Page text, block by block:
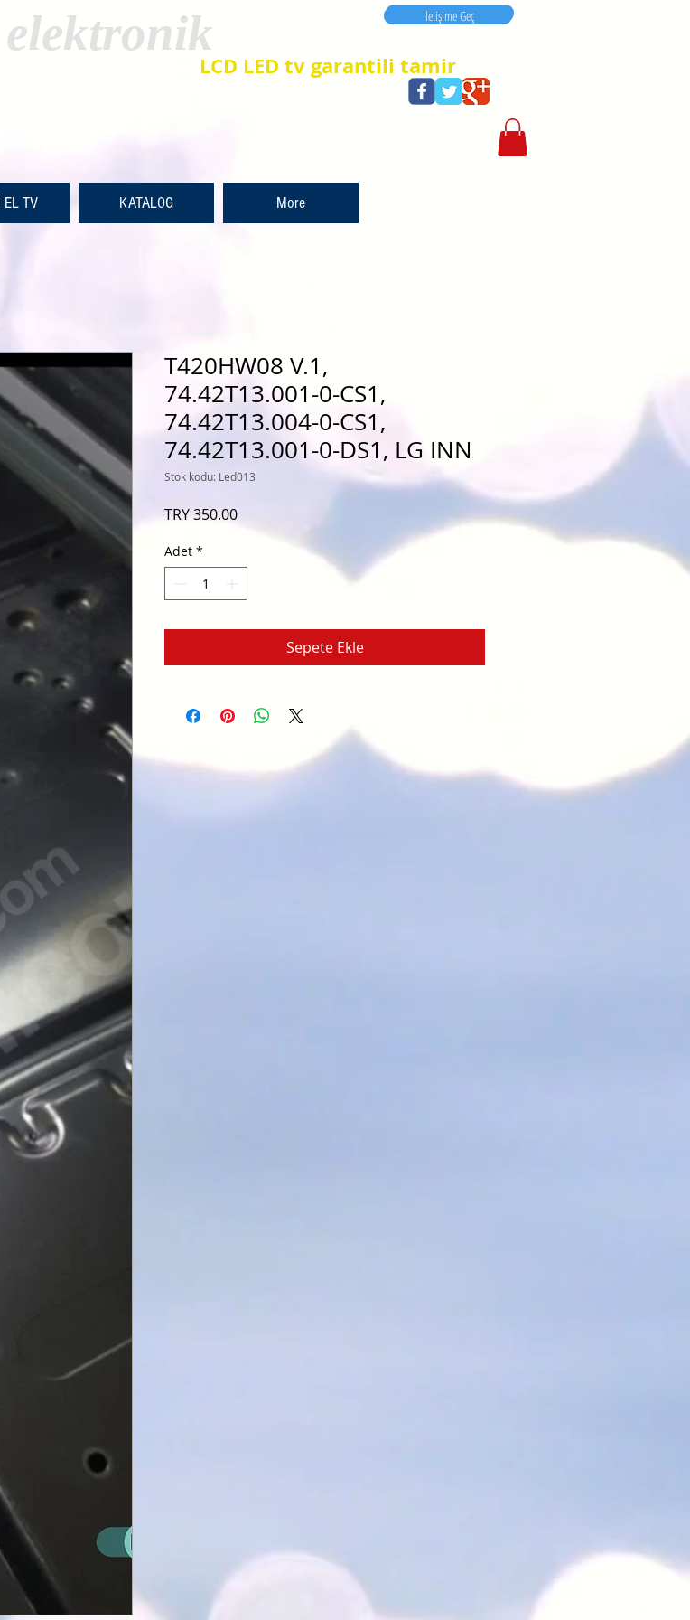
LCD LED tv garantili tamir
İletişime Geç
İletişime Geç
EL TV KATALOG More
T420HW08 V.1,
74.42T13.001-0-CS1,
74.42T13.004-0-CS1,
74.42T13.001-0-DS1, LG INN
Stok kodu: Led013
TRY 350.00Fiyat
Adet *
Sepete Ekle